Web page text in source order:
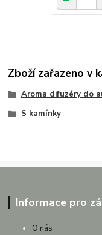
Zboží zařazeno v
Aroma difuzéry do
S kamínky
Informace pro
O nás